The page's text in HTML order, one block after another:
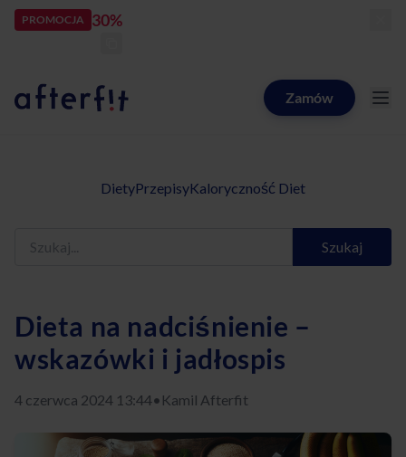
PROMOCJA 30%
Catering dietetyczny AfterfitZamów
DietyPrzepisyKaloryczność Diet
Szukaj
Dieta na nadciśnienie –
wskazówki i jadłospis
4 czerwca 2024 13:44• Kamil Afterfit